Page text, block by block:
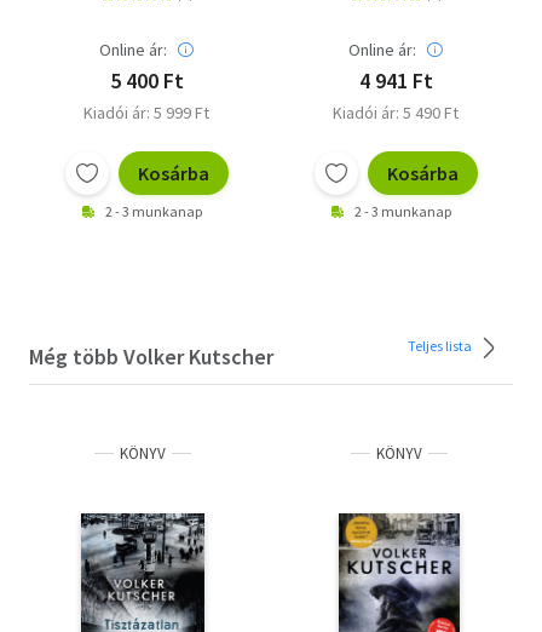
Online ár:
5 400 Ft
Kiadói ár: 5 999 Ft
Kosárba
2 - 3 munkanap
Online ár:
4 941 Ft
Kiadói ár: 5 490 Ft
Kosárba
2 - 3 munkanap
Még több Volker Kutscher Teljes lista
KÖNYV KÖNYV